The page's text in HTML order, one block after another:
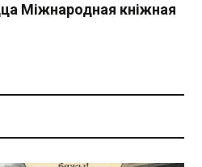
Міжнародная кніжная